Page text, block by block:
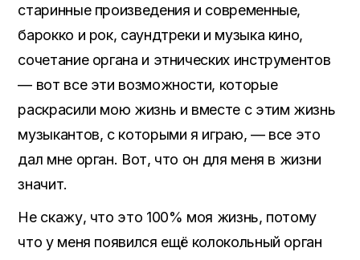
старинные произведения и современные,
барокко и рок, саундтреки и музыка кино,
сочетание органа и этнических инструментов
— вот все эти возможности, которые
раскрасили мою жизнь и вместе с этим жизнь
музыкантов, с которыми я играю, — все это
дал мне орган. Вот, что он для меня в жизни
значит.
Не скажу, что это 100% моя жизнь, потому
что у меня появился ещё колокольный орган